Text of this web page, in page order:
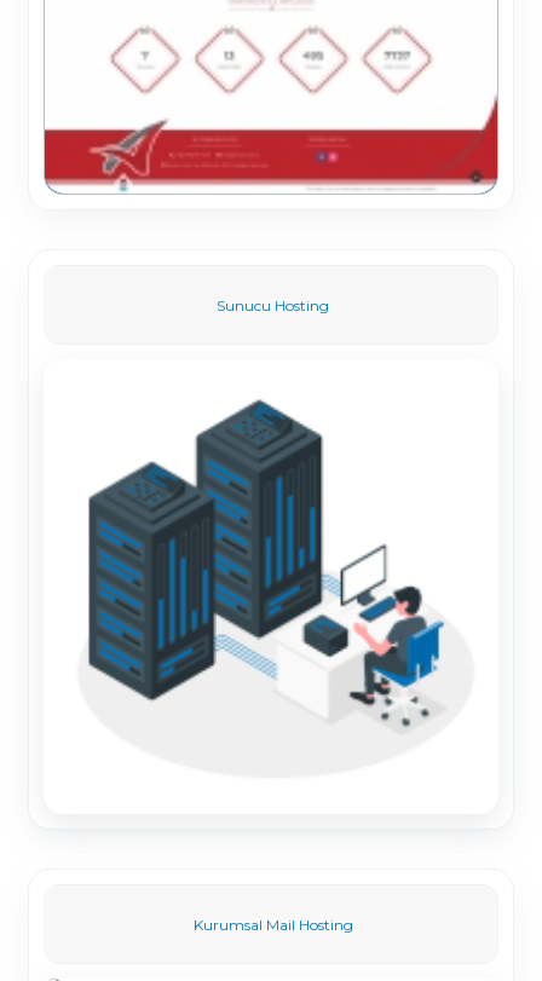
Sunucu Hosting
Kurumsal Mail Hosting